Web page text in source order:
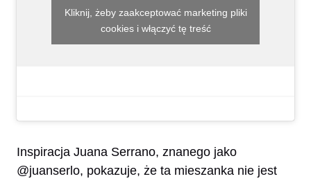
Kliknij, żeby zaakceptować marketing pliki
cookies i włączyć tę treść
Inspiracja Juana Serrano, znanego jako
@juanserlo, pokazuje, że ta mieszanka nie jest